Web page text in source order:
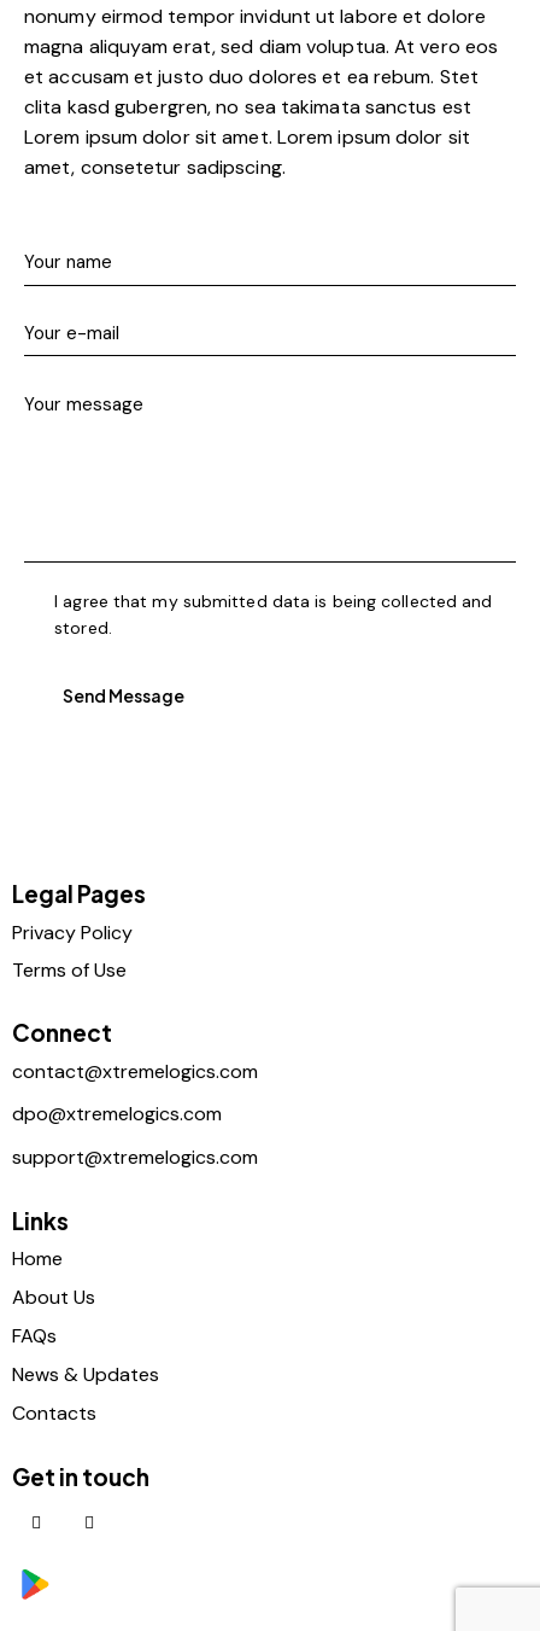
nonumy eirmod tempor invidunt ut labore et dolore
magna aliquyam erat, sed diam voluptua. At vero eos
et accusam et justo duo dolores et ea rebum. Stet
clita kasd gubergren, no sea takimata sanctus est
Lorem ipsum dolor sit amet. Lorem ipsum dolor sit
amet, consetetur sadipscing.
I agree that my submitted data is being collected and
stored.
Send Message
Legal Pages
Privacy Policy
Terms of Use
Connect
contact@xtremelogics.com
dpo@xtremelogics.com
support@xtremelogics.com
Links
Home
About Us
FAQs
News & Updates
Contacts
Get in touch